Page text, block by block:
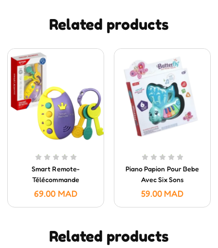
Related products
Smart Remote-
Télécommande
Intelligente- HUANGER
69.00 MAD
Piano Papion Pour Bebe
Avec Six Sons
59.00 MAD
Related products